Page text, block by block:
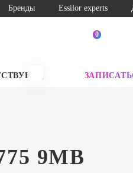
Бренды Essilor experts
0
ТОВАРЫ
9MB